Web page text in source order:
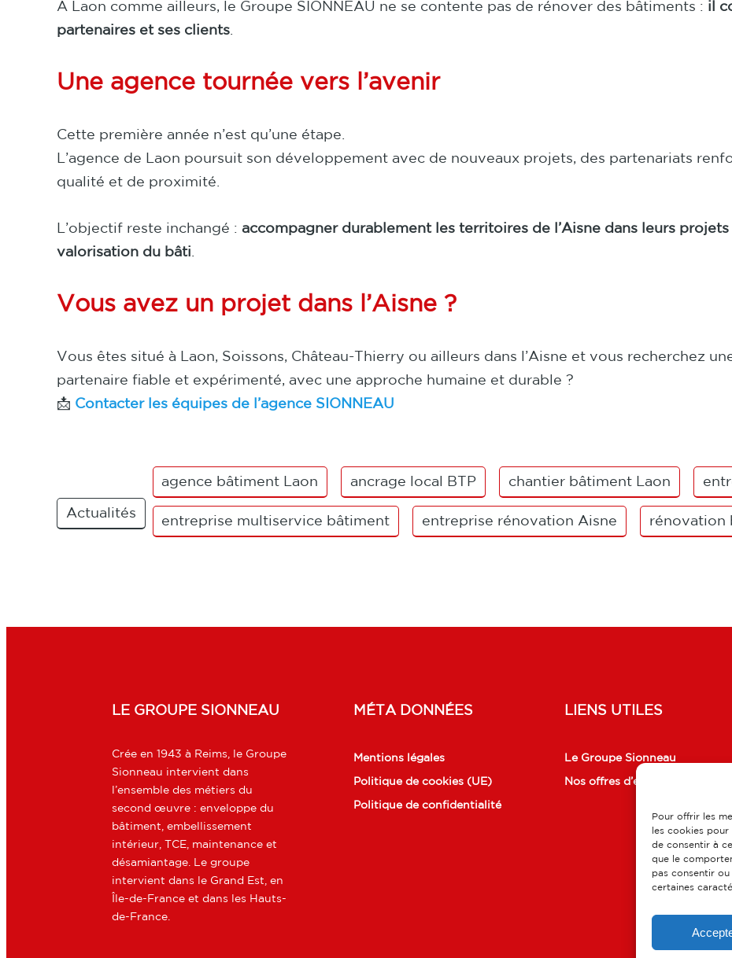
Pour offrir les
les cookies
de consentir à
que le
pas consentir
certaines
À Laon comme ailleurs, le Groupe SIONNEAU ne se contente pas de rénover des bâtiments : il
partenaires et ses clients
Une agence tournée vers l’avenir
Cette première année n’est qu’une étape.
L’agence de Laon poursuit son développement avec de nouveaux projets, des partenariats
qualité et de proximité.
L’objectif reste inchangé : accompagner durablement les territoires de l’Aisne dans leurs
valorisation du bâti
Vous avez un projet dans l’Aisne ?
Vous êtes situé à Laon, Soissons, Château-Thierry ou ailleurs dans l’Aisne et vous recherchez
partenaire fiable et expérimenté, avec une approche humaine et durable ?
📩 Contacter les équipes de l’agence SIONNEAU
Actualités
agence bâtiment Laon ancrage local BTP chantier bâtiment Laon
entreprise multiservice bâtiment entreprise rénovation Aisne rénovation
LE GROUPE SIONNEAU
Crée en 1943 à Reims, le Groupe
Sionneau intervient dans
l’ensemble des métiers du
second œuvre : enveloppe du
bâtiment, embellissement
intérieur, TCE, maintenance et
désamiantage. Le groupe
intervient dans le Grand Est, en
Île-de-France et dans les Hauts-
de-France.
MÉTA DONNÉES
Mentions légales
Politique de cookies (UE)
Politique de confidentialité
LIENS UTILES
Le Groupe Sionneau
Nos offres d’emplois